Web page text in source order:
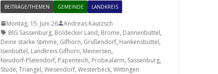
BEITRÄGE/THEMEN GEMEINDE LANDKREIS
Montag, 15. Juni 26
Andreas Kautzsch
BIG Sassenburg, Boldecker Land, Brome, Dannenbüttel,
Deine starke Stimme, Gifhorn, Grußendorf, Hankensbüttel,
Isenbüttel, Landkreis Gifhorn, Meinersen,
Neudorf-Platendorf, Papenteich, Probealarm, Sassenburg,
Stüde, Triangel, Wesendorf, Westerbeck, Wittingen